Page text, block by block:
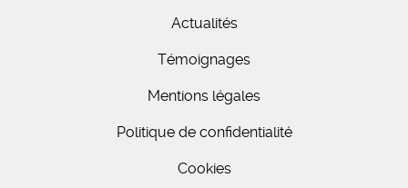
Actualités
Témoignages
Mentions légales
Politique de confidentialité
Cookies